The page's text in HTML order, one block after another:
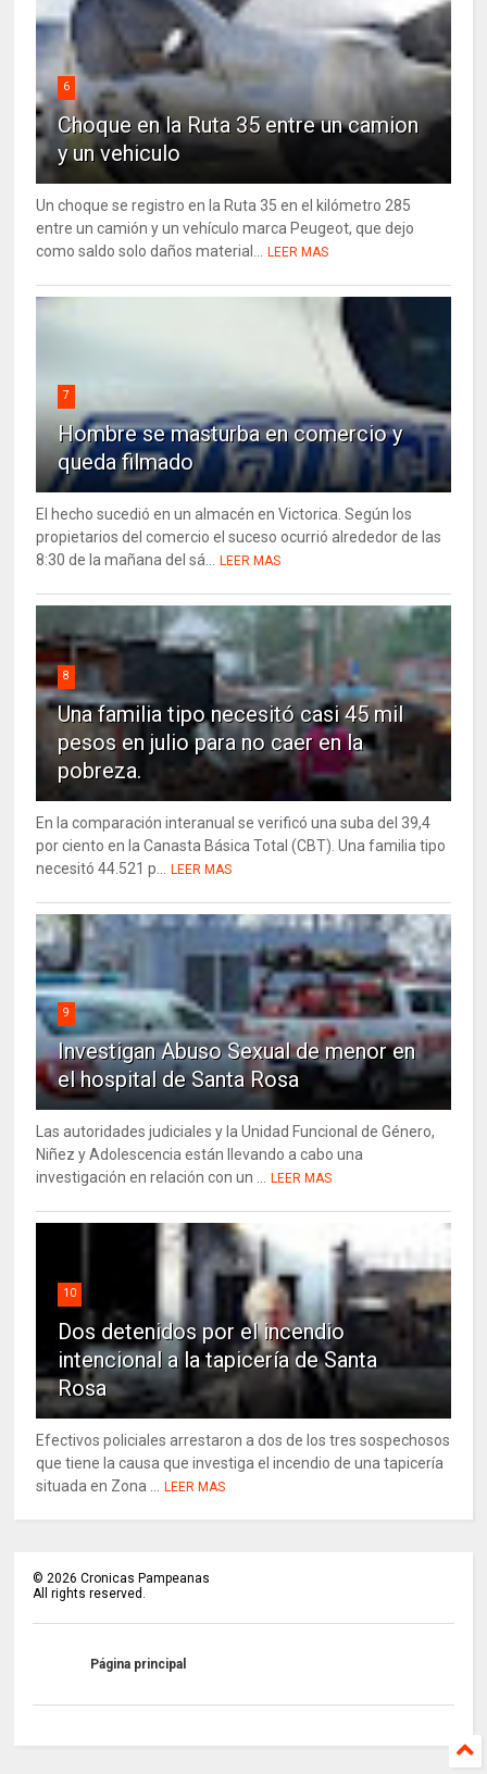
6
Choque en la Ruta 35 entre un camion
y un vehiculo
Un choque se registro en la Ruta 35 en el kilómetro 285
entre un camión y un vehículo marca Peugeot, que dejo
como saldo solo daños material...
LEER MAS
7
Hombre se masturba en comercio y
queda filmado
El hecho sucedió en un almacén en Victorica. Según los
propietarios del comercio el suceso ocurrió alrededor de las
8:30 de la mañana del sá...
LEER MAS
8
Una familia tipo necesitó casi 45 mil
pesos en julio para no caer en la
pobreza.
En la comparación interanual se verificó una suba del 39,4
por ciento en la Canasta Básica Total (CBT). Una familia tipo
necesitó 44.521 p...
LEER MAS
9
Investigan Abuso Sexual de menor en
el hospital de Santa Rosa
Las autoridades judiciales y la Unidad Funcional de Género,
Niñez y Adolescencia están llevando a cabo una
investigación en relación con un ...
LEER MAS
10
Dos detenidos por el incendio
intencional a la tapicería de Santa
Rosa
Efectivos policiales arrestaron a dos de los tres sospechosos
que tiene la causa que investiga el incendio de una tapicería
situada en Zona ...
LEER MAS
©2026 Cronicas Pampeanas
All rights reserved.
Página principal